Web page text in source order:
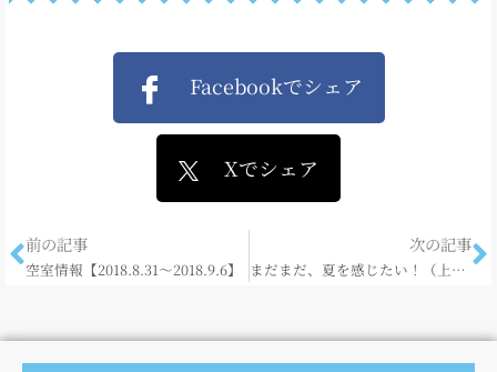
Facebookでシェア
Xでシェア
前の記事
空室情報【2018.8.31～2018.9.6】
次の記事
まだまだ、夏を感じたい！（上津江フィッシングパーク）